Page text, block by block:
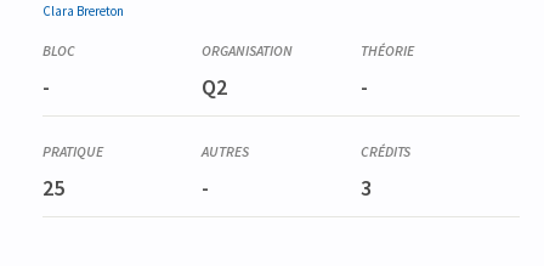
Clara Brereton
- Q2 -
25 - 3